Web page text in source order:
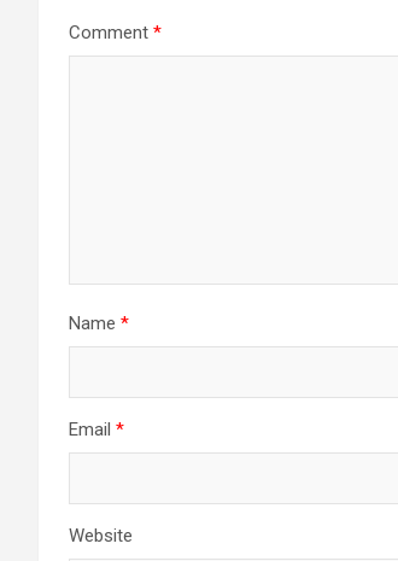
Comment *
Name *
Email *
Website